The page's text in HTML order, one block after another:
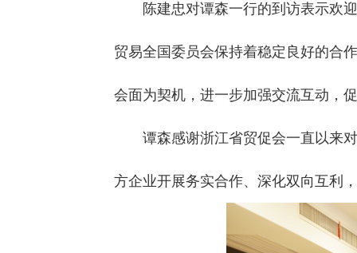
陈建忠对谭森一行的到访表示欢
贸易全国委员会保持着稳定良好的合
会面为契机，进一步加强交流互动，
谭森感谢浙江省贸促会一直以来
方企业开展务实合作、深化双向互利